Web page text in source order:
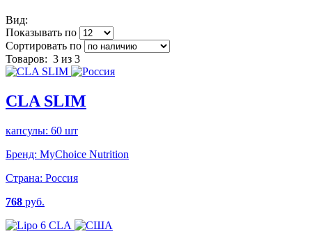
Вид:
Показывать по
Сортировать по
Товаров: 3 из 3
CLA SLIM
капсулы: 60 шт
Бренд: MyChoice Nutrition
Страна: Россия
768 руб.